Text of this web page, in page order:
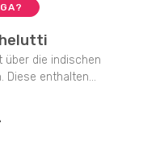
über die indischen
Diese enthalten...